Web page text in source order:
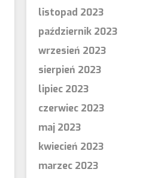
listopad 2023
październik 2023
wrzesień 2023
sierpień 2023
lipiec 2023
czerwiec 2023
maj 2023
kwiecień 2023
marzec 2023